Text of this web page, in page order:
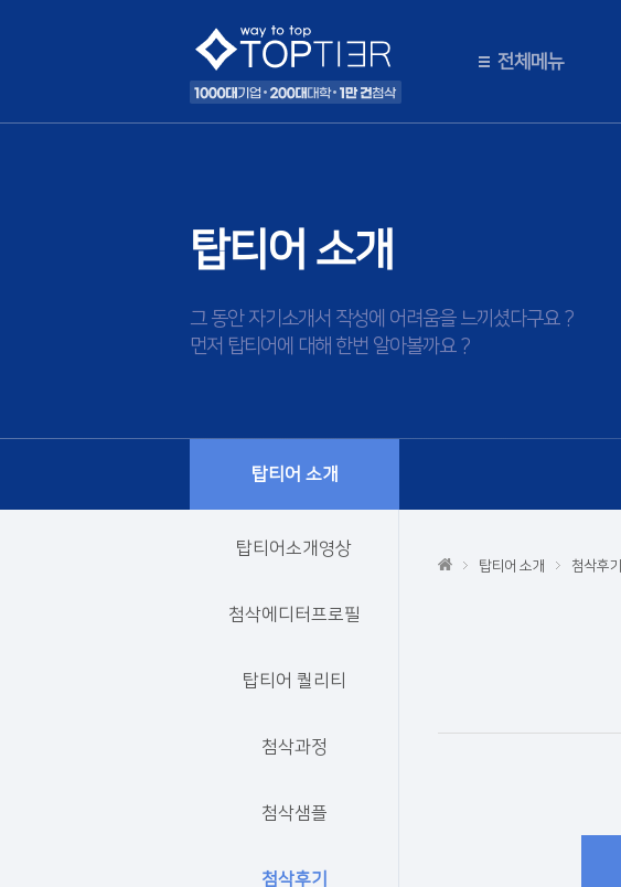
전체메뉴
탑티어 소개
그 동안 자기소개서 작성에 어려움을 느끼셨다구요 ?
먼저 탑티어에 대해 한번 알아볼까요 ?
탑티어 소개
탑티어소개영상
첨삭에디터프로필
탑티어 퀄리티
첨삭과정
첨삭샘플
첨삭후기
탑티어 소개 첨삭후기